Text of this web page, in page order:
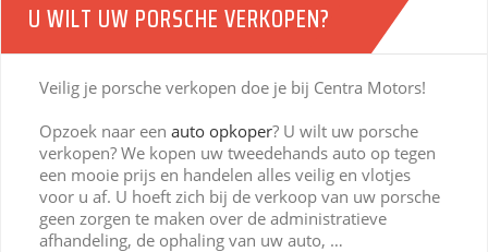
U WILT UW PORSCHE VERKOPEN?
Veilig je porsche verkopen doe je bij Centra Motors!
Opzoek naar een auto opkoper? U wilt uw porsche
verkopen? We kopen uw tweedehands auto op tegen
een mooie prijs en handelen alles veilig en vlotjes
voor u af. U hoeft zich bij de verkoop van uw porsche
geen zorgen te maken over de administratieve
afhandeling, de ophaling van uw auto, …